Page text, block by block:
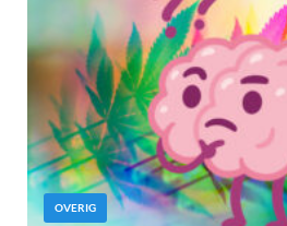
OVERIG